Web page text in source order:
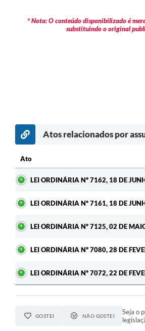
* Nota: O conteúdo disponibilizado é
substituindo o original
Atos relacionados por
Ato
LEI ORDINÁRIA Nº 7162, 18 DE
LEI ORDINÁRIA Nº 7161, 18 DE
LEI ORDINÁRIA Nº 7125, 02 DE
LEI ORDINÁRIA Nº 7080, 28 DE
LEI ORDINÁRIA Nº 7072, 22 DE
GOSTEI NÃO GOSTEI
Seja o